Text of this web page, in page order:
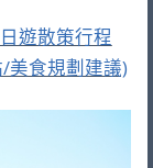
遊散策行程
美食規劃建議)